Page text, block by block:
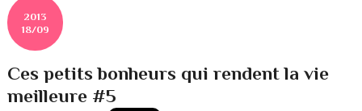
2013
18/09
Ces petits bonheurs qui rendent la vie
meilleure #5